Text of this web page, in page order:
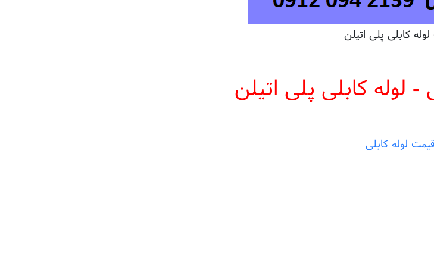
کابلی پلی اتیلن
- لوله کابلی پلی اتیلن
قیمت لوله کابلی